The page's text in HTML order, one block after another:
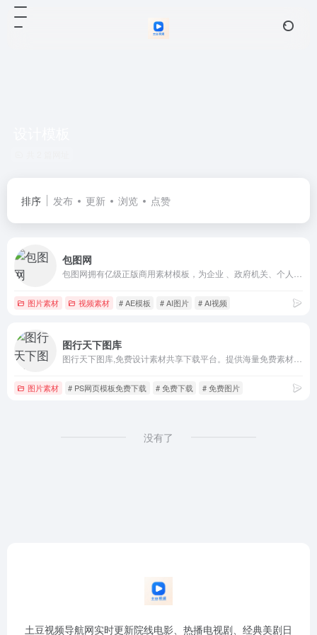
排序 发布 更新 浏览 点赞
包图网
图片素材 视频素材 # AE模板 # AI图片 # AI视频
图行天下图库
图片素材 # PS网页模板免费下载 # 免费下载 # 免费图片
没有了
土豆视频导航网实时更新院线电影、热播电视剧、经典美剧日